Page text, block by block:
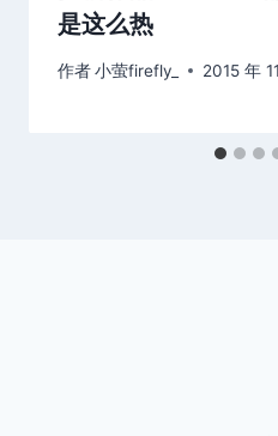
是这么热
作者小萤firefly_ 2015 年